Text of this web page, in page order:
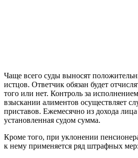
Чаще всего суды выносят
истцов. Ответчик обязан будет
того или нет. Контроль за
взыскании алиментов осуществляет
приставов. Ежемесячно из дохода лица
установленная судом сумма.
Кроме того, при уклонении
к нему применяется ряд штрафных мер: